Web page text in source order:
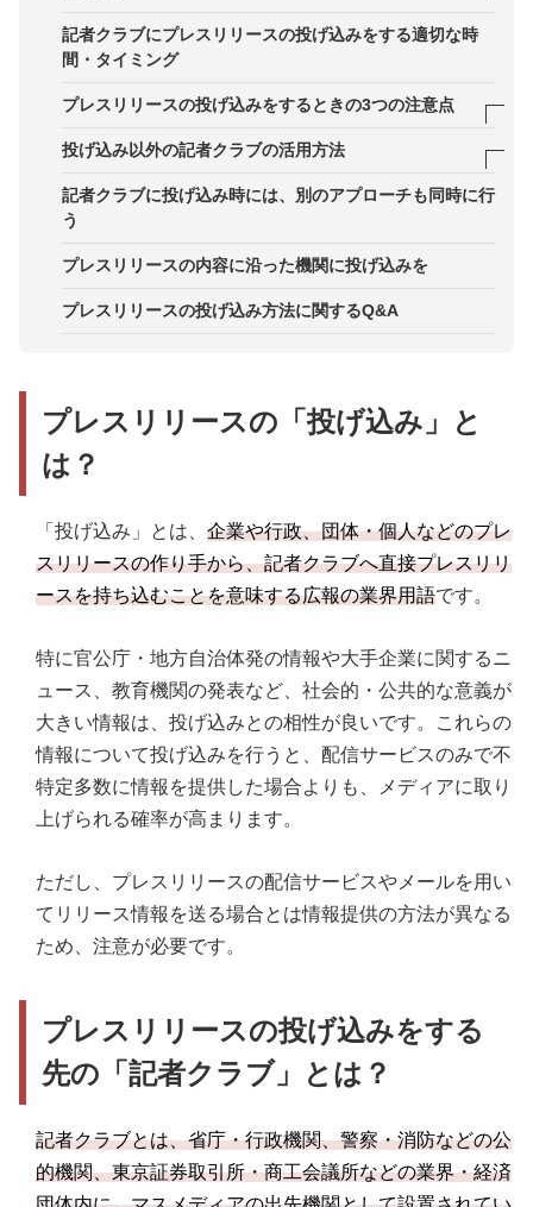
必要部数：所属社数・配布方法で変動するため、必
添付物の可否：補足資料・会社案内・図表・写真素
材の扱いを確認する
事前予約の有無：クラブによっては事前連絡や所定
挨拶・名刺交換：禁止／制限がある場合もあるた
える
ポイント4. 投げ込み時に添付する資料を用意する
ポイント5．投げ込み後のメディア対応体制を整え
ておく
STEP1．記者クラブに事前連絡をする
STEP3．プレスリリースを記者クラブに送るか持参
する
記者クラブにプレスリリースの投げ込みをする適切な時
間・タイミング
プレスリリースの投げ込みをするときの3つの注意点
1．間違った方法を取るとブラックリストに追加さ
3．記者クラブやメディアによる情報格差を生まな
投げ込み以外の記者クラブの活用方法
レクチャー付き資料配布（レク付き配布）
記者クラブに投げ込み時には、別のアプローチも同時に行
う
プレスリリースの内容に沿った機関に投げ込みを
プレスリリースの投げ込み方法に関するQ&A
プレスリリースの「投げ込み」と
は？
「投げ込み」とは、 企業や行政、団体・個人などのプレ
スリリースの作り手から、記者クラブへ直接プレスリリ
ースを持ち込むことを意味する広報の業界用語です。
特に官公庁・地方自治体発の情報や大手企業に関するニ
ュース、教育機関の発表など、社会的・公共的な意義が
大きい情報は、投げ込みとの相性が良いです。これらの
情報について投げ込みを行うと、配信サービスのみで不
特定多数に情報を提供した場合よりも、メディアに取り
上げられる確率が高まります。
ただし、プレスリリースの配信サービスやメールを用い
てリリース情報を送る場合とは情報提供の方法が異なる
ため、注意が必要です。
プレスリリースの投げ込みをする
先の「記者クラブ」とは？
記者クラブとは、省庁・行政機関、警察・消防などの公
的機関、東京証券取引所・商工会議所などの業界・経済